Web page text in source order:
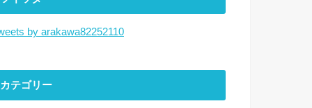
by arakawa82252110
カテゴリー